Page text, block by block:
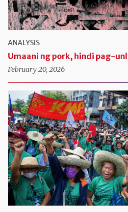
ANALYSIS
Umaani ng pork, hindi pag-
February 20, 2026